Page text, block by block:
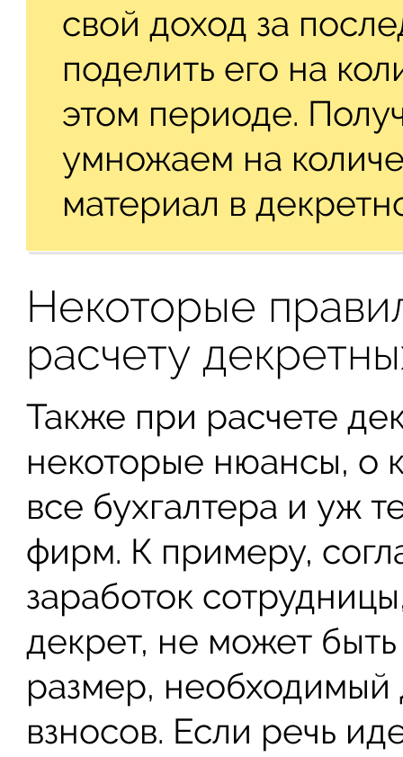
свой доход за
поделить его на
этом периоде.
умножаем на
материал в
Некоторые
расчету
Также при расчете
некоторые нюансы, о
все бухгалтера и уж
фирм. К примеру,
заработок
декрет, не может
размер, необходимый
взносов. Если речь